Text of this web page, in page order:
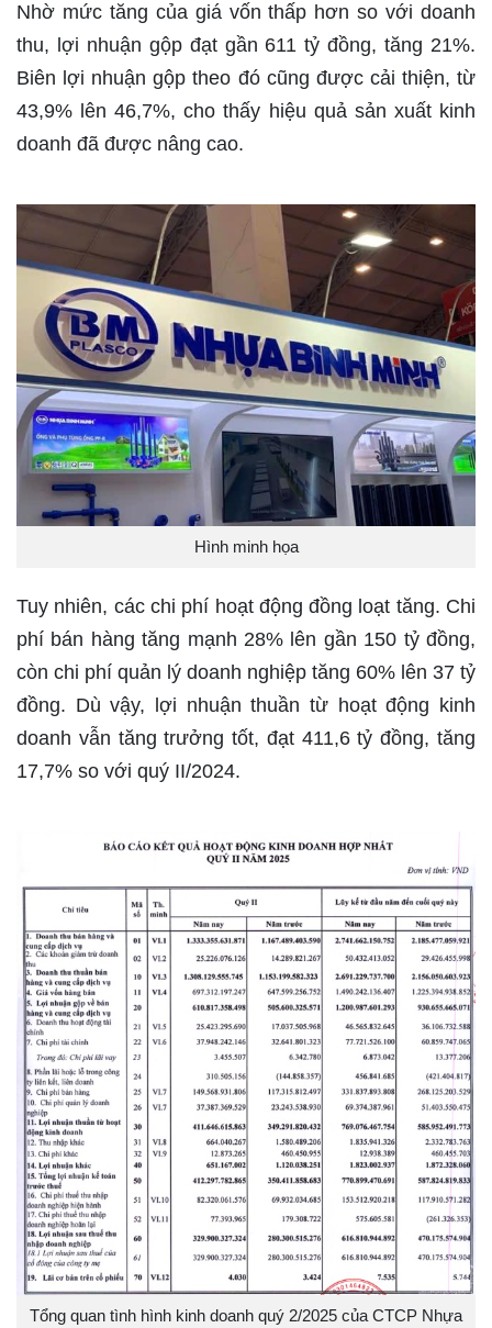
Nhờ mức tăng của giá vốn thấp hơn so với doanh
thu, lợi nhuận gộp đạt gần 611 tỷ đồng, tăng 21%.
Biên lợi nhuận gộp theo đó cũng được cải thiện, từ
43,9% lên 46,7%, cho thấy hiệu quả sản xuất kinh
doanh đã được nâng cao.
Hình minh họa
Tuy nhiên, các chi phí hoạt động đồng loạt tăng. Chi
phí bán hàng tăng mạnh 28% lên gần 150 tỷ đồng,
còn chi phí quản lý doanh nghiệp tăng 60% lên 37 tỷ
đồng. Dù vậy, lợi nhuận thuần từ hoạt động kinh
doanh vẫn tăng trưởng tốt, đạt 411,6 tỷ đồng, tăng
17,7% so với quý II/2024.
Tổng quan tình hình kinh doanh quý 2/2025 của CTCP Nhựa